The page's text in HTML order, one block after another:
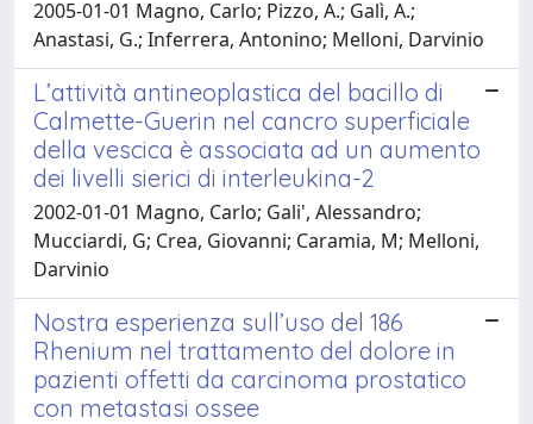
2005-01-01 Magno, Carlo; Pizzo, A.; Galì, A.;
Anastasi, G.; Inferrera, Antonino; Melloni, Darvinio
L’attività antineoplastica del bacillo di
Calmette-Guerin nel cancro superficiale
della vescica è associata ad un aumento
dei livelli sierici di interleukina-2
2002-01-01 Magno, Carlo; Gali', Alessandro;
Mucciardi, G; Crea, Giovanni; Caramia, M; Melloni,
Darvinio
Nostra esperienza sull’uso del 186
Rhenium nel trattamento del dolore in
pazienti offetti da carcinoma prostatico
con metastasi ossee